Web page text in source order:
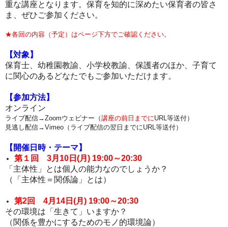
重な講座となります。保育を知的に深めたい保育者の皆さ
ま、ぜひご参加ください。
★各回の内容（予定）はページ下方でご確認ください。
【対象】
保育士、幼稚園教諭、小学校教諭、保護者のほか、子育て
に関心のあるどなたでもご参加いただけます。
【参加方法】
オンライン
ライブ配信→Zoomウェビナー（講座の前日までにURL等送付）
見逃し配信→Vimeo（ライブ配信の翌日までにURL等送付）
【開催日時・テーマ】
第１回 3月10日(月) 19:00～20:30
「主体性」とは個人の能力なのでしょうか？
（「主体性＝関係論」とは）
第2回 4月14日(月) 19:00～20:30
その環境は「生きて」いますか？
（関係を豊かにするためのモノ的環境論）